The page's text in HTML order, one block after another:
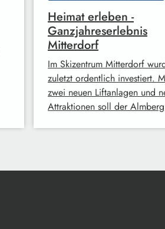
Heimat erleben -
Ganzjahreserlebnis
Mitterdorf
Im Skizentrum Mitterdorf
zuletzt ordentlich investiert.
zwei neuen Liftanlagen und
Attraktionen soll der